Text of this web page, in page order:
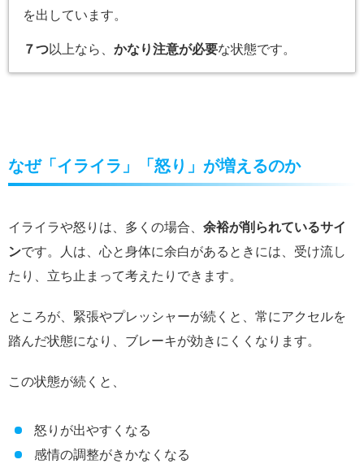
を出しています。
７つ以上なら、かなり注意が必要な状態です。
なぜ「イライラ」「怒り」が増えるのか
イライラや怒りは、多くの場合、 余裕が削られているサイ
ンです。人は、心と身体に余白があるときには、受け流し
たり、立ち止まって考えたりできます。
ところが、緊張やプレッシャーが続くと、常にアクセルを
踏んだ状態になり、ブレーキが効きにくくなります。
この状態が続くと、
怒りが出やすくなる
感情の調整がきかなくなる